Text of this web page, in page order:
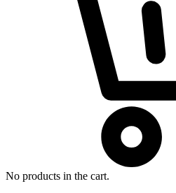
No products in the cart.